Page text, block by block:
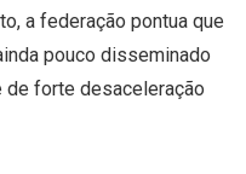
a federação pontua que
pouco disseminado
forte desaceleração